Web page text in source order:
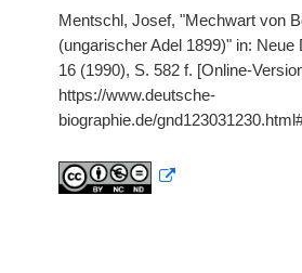
Mentschl, Josef, "Mechwart von
(ungarischer Adel 1899)" in: Neue
16 (1990), S. 582 f. [Online-
https://www.deutsche-
biographie.de/